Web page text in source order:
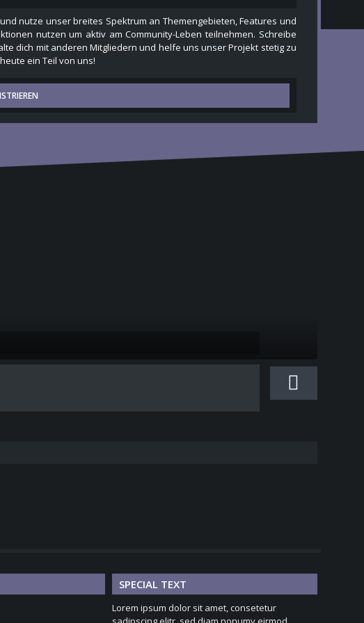
nutze unser breites Spektrum an Themengebieten, Features und
nutzen um aktiv am Community-Leben teilnehmen. Schreibe
dich mit anderen Mitgliedern und helfe uns unser Projekt stetig zu
ein Teil von uns!
SPECIAL TEXT
Lorem ipsum dolor sit amet, consetetur